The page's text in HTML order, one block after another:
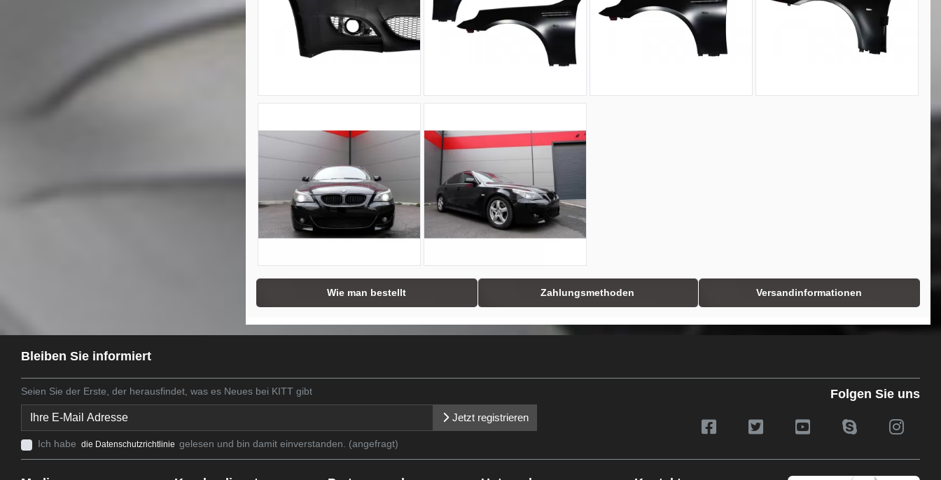
Wie man bestellt Zahlungsmethoden Versandinformationen
Bleiben Sie informiert
Seien Sie der Erste, der herausfindet, was es Neues bei KITT gibt
Jetzt registrieren
Ich habe die Datenschutzrichtlinie gelesen und bin damit einverstanden. (angefragt)
Folgen Sie uns